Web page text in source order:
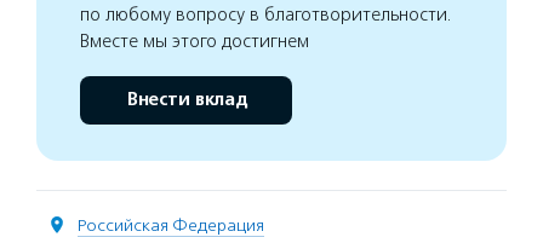
по любому вопросу в благотворительности.
Вместе мы этого достигнем
Внести вклад
Российская Федерация